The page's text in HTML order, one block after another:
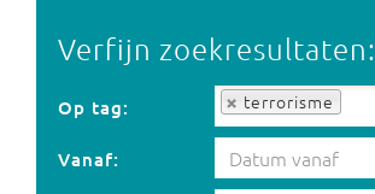
Verfijn zoekresultaten:
Op tag: terrorisme
Op tag:
Vanaf: